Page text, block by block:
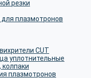
резки
плазмотронов
CUT
уплотнительные
колпаки
плазмотронов